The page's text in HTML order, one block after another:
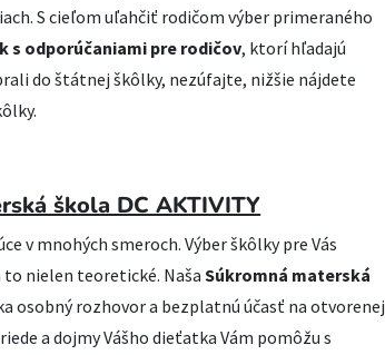
S cieľom uľahčiť rodičom výber primeraného
s odporúčaniami pre rodičov, ktorí hľadajú
do štátnej škôlky, nezúfajte, nižšie nájdete
škola DC AKTIVITY
v mnohých smeroch. Výber škôlky pre Vás
nielen teoretické. Naša Súkromná materská
osobný rozhovor a bezplatnú účasť na otvorenej
a dojmy Vášho dieťatka Vám pomôžu s